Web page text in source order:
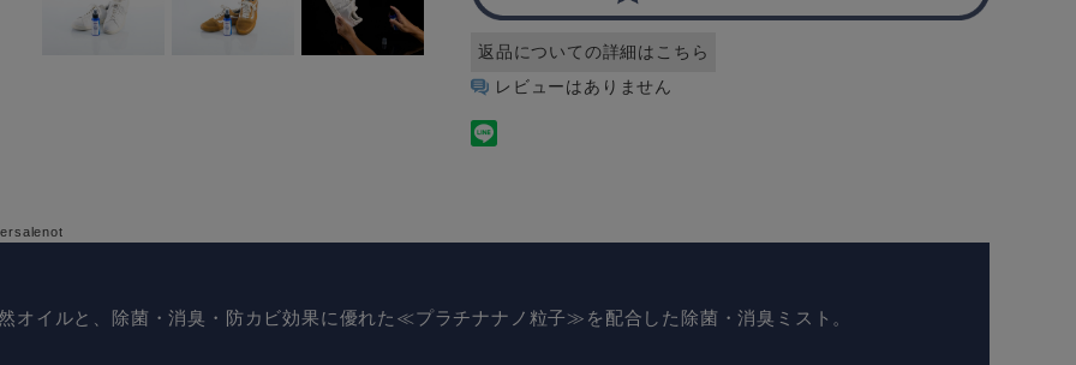
返品についての詳細はこちら
レビューはありません
オイルと、除菌・消臭・防カビ効果に優れた≪プラチナナノ粒子≫を配合した除菌・消臭ミスト。